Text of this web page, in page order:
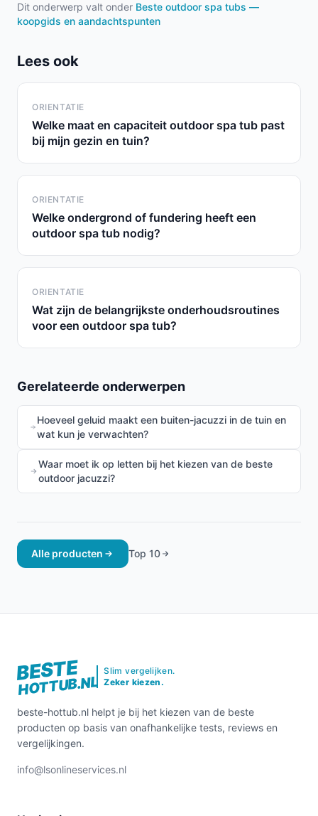
Dit onderwerp valt onder Beste outdoor spa tubs —
koopgids en aandachtspunten
Lees ook
ORIENTATIE
Welke maat en capaciteit outdoor spa tub past
bij mijn gezin en tuin?
ORIENTATIE
Welke ondergrond of fundering heeft een
outdoor spa tub nodig?
ORIENTATIE
Wat zijn de belangrijkste onderhoudsroutines
voor een outdoor spa tub?
Gerelateerde onderwerpen
Hoeveel geluid maakt een buiten-jacuzzi in de tuin en
wat kun je verwachten?
Waar moet ik op letten bij het kiezen van de beste
outdoor jacuzzi?
Alle producten Top 10
BESTE
HOTTUB.NL
Slim vergelijken.
Zeker kiezen.
beste-hottub.nl helpt je bij het kiezen van de beste
producten op basis van onafhankelijke tests, reviews en
vergelijkingen.
info@lsonlineservices.nl